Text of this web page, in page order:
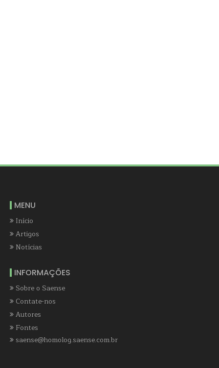
MENU
Início
Artigos
Notícias
INFORMAÇÕES
Sobre o Saense
Contate-nos
Autores
Fontes
saense@homolog.saense.com.br